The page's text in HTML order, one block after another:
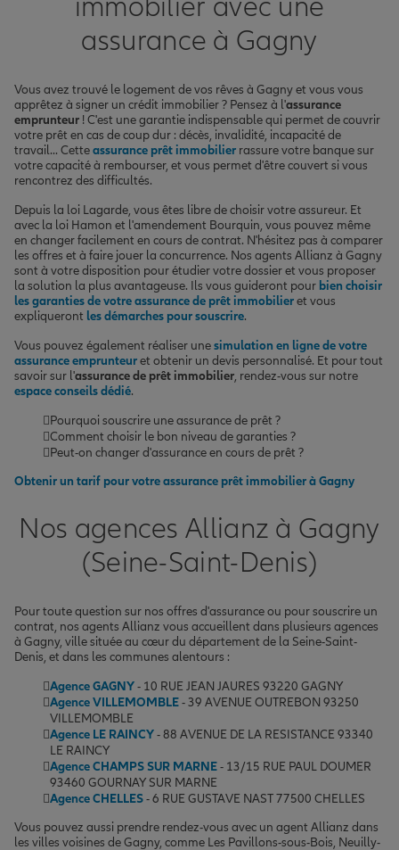
immobilier avec une
assurance à Gagny
Vous avez trouvé le logement de vos rêves à Gagny et vous vous
apprêtez à signer un crédit immobilier ? Pensez à l'assurance
emprunteur ! C'est une garantie indispensable qui permet de couvrir
votre prêt en cas de coup dur : décès, invalidité, incapacité de
travail... Cetteassurance prêt immobilier rassure votre banque sur
votre capacité à rembourser, et vous permet d'être couvert si vous
rencontrez des difficultés.
Depuis la loi Lagarde, vous êtes libre de choisir votre assureur. Et
avec la loi Hamon et l'amendement Bourquin, vous pouvez même
en changer facilement en cours de contrat. N'hésitez pas à comparer
les offres et à faire jouer la concurrence. Nos agents Allianz à Gagny
sont à votre disposition pour étudier votre dossier et vous proposer
la solution la plus avantageuse. Ils vous guideront pour bien choisir
les garanties de votre assurance de prêt immobilieret vous
expliqueront les démarches pour souscrire.
Vous pouvez également réaliser unesimulation en ligne de votre
assurance emprunteuret obtenir un devis personnalisé. Et pour tout
savoir sur l'assurance de prêt immobilier, rendez-vous sur notre
espace conseils dédié.
Pourquoi souscrire une assurance de prêt ?
Comment choisir le bon niveau de garanties ?
Peut-on changer d'assurance en cours de prêt ?
Obtenir un tarif pour votre assurance prêt immobilier à Gagny
Nos agences Allianz à Gagny
(Seine-Saint-Denis)
Pour toute question sur nos offres d'assurance ou pour souscrire un
contrat, nos agents Allianz vous accueillent dans plusieurs agences
à Gagny, ville située au cœur du département de la Seine-Saint-
Denis, et dans les communes alentours :
Agence GAGNY- 10 RUE JEAN JAURES 93220 GAGNY
Agence VILLEMOMBLE- 39 AVENUE OUTREBON 93250
VILLEMOMBLE
Agence LE RAINCY- 88 AVENUE DE LA RESISTANCE 93340
LE RAINCY
Agence CHAMPS SUR MARNE- 13/15 RUE PAUL DOUMER
93460 GOURNAY SUR MARNE
Agence CHELLES- 6 RUE GUSTAVE NAST 77500 CHELLES
Vous pouvez aussi prendre rendez-vous avec un agent Allianz dans
les villes voisines de Gagny, comme Les Pavillons-sous-Bois, Neuilly-